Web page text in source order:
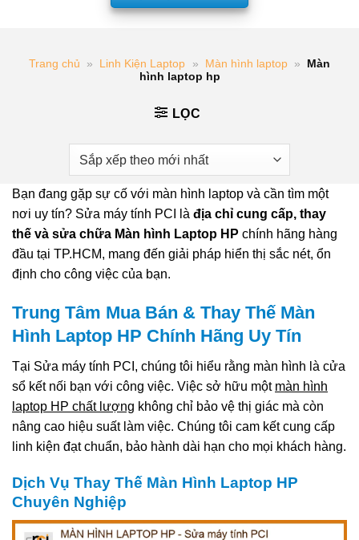
Trang chủ » Linh Kiện Laptop » Màn hình laptop »
Màn
hình laptop hp
LỌC
Bạn đang gặp sự cố với màn hình laptop và cần tìm một
nơi uy tín? Sửa máy tính PCI là địa chỉ cung cấp, thay
thế và sửa chữa Màn hình Laptop HP chính hãng hàng
đầu tại TP.HCM, mang đến giải pháp hiển thị sắc nét, ổn
định cho công việc của bạn.
Trung Tâm Mua Bán & Thay Thế Màn
Hình Laptop HP Chính Hãng Uy Tín
Tại Sửa máy tính PCI, chúng tôi hiểu rằng màn hình là cửa
sổ kết nối bạn với công việc. Việc sở hữu một màn hình
laptop HP chất lượng không chỉ bảo vệ thị giác mà còn
nâng cao hiệu suất làm việc. Chúng tôi cam kết cung cấp
linh kiện đạt chuẩn, bảo hành dài hạn cho mọi khách hàng.
Dịch Vụ Thay Thế Màn Hình Laptop HP
Chuyên Nghiệp